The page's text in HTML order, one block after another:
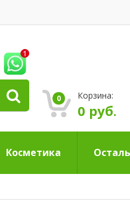
0 Корзина:
0 руб.
Косметика